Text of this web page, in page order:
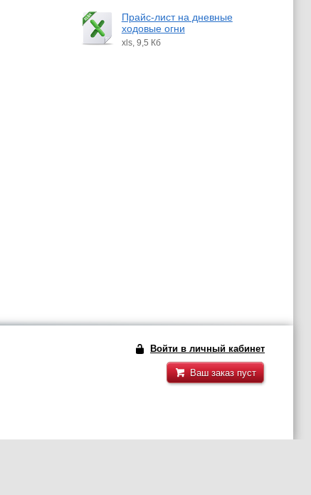
Прайс-лист на дневные
ходовые огни
xls, 9,5 Кб
Войти в личный кабинет
Ваш заказ пуст